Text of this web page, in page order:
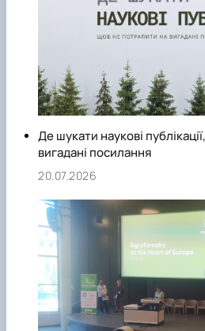
(30.06.1965 -
ШИНКАРЬОВ
- 25.08.2023 р.),
ЯРЕМА Микола
18.12.2022 р.),
Де шукати наукові
вигадані посилання
20.07.2026